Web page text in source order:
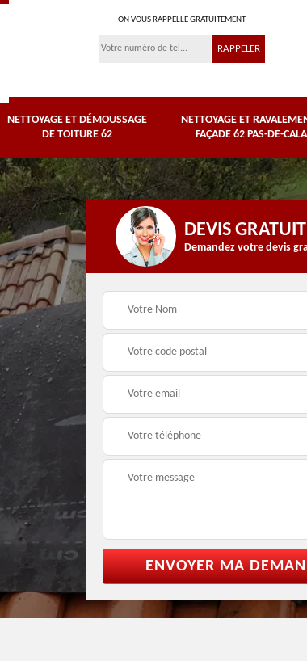
ON VOUS RAPPELLE GRATUITEMENT
NETTOYAGE ET DÉMOUSSAGE
DE TOITURE 62
NETTOYAGE ET
FAÇADE 62 PAS-DE-
Nettoyage et
démoussage de
toiture 62
62 Pas-de-Calais
DEVIS GRATUIT
Demandez votre devis